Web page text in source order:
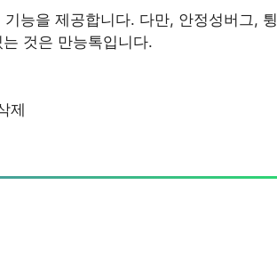
능을 제공합니다. 다만, 안정성버그, 튕
것은 만능톡입니다.
제